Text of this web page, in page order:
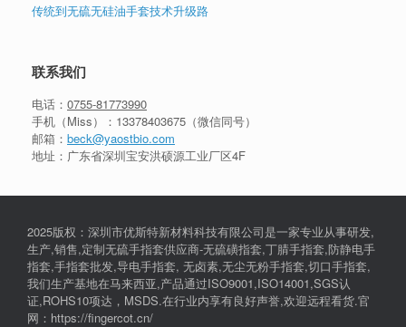
传统到无硫无硅油手套技术升级路
联系我们
电话： 0755-81773990
手机（Miss）： 13378403675 （微信同号）
邮箱： beck@yaostbio.com
地址：广东省深圳宝安洪硕源工业厂区4F
2025版权：深圳市优斯特新材料科技有限公司是一家专业从事研发,
生产,销售,定制无硫手指套供应商-无硫磺指套,丁腈手指套,防静电手
指套,手指套批发,导电手指套, 无卤素,无尘无粉手指套,切口手指套,
我们生产基地在马来西亚,产品通过ISO9001,ISO14001,SGS认
证,ROHS10项达，MSDS.在行业内享有良好声誉,欢迎远程看货.官
网：https://fingercot.cn/